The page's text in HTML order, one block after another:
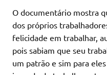
O documentário mostra
dos próprios
felicidade em trabalhar,
pois sabiam que seu
um patrão e sim para